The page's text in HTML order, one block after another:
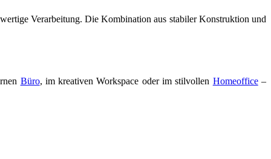
Verarbeitung. Die Kombination aus stabiler Konstruktion und
Büro, im kreativen Workspace oder im stilvollen Homeoffice–